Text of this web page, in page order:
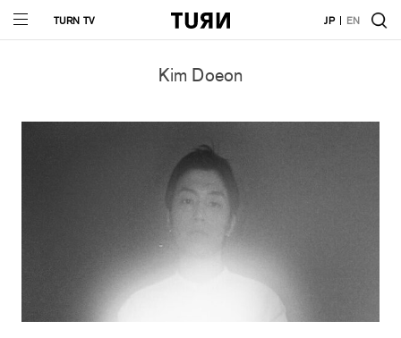
TURN TV JP EN
Kim Doeon